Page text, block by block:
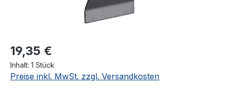
19,35 €
Inhalt: 1 Stück
Preise inkl. MwSt. zzgl. Versandkosten